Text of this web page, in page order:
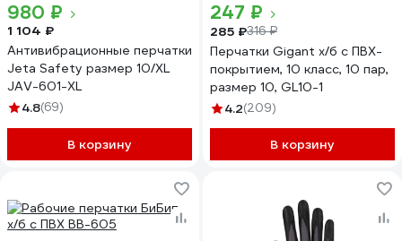
980 ₽
1 104 ₽
Антивибрационные перчатки
Jeta Safety размер 10/XL
JAV-601-XL
4.8(69)
В корзину
247 ₽
285 ₽316 ₽
Перчатки Gigant х/б с ПВХ-
покрытием, 10 класс, 10 пар,
размер 10, GL10-1
4.2(209)
В корзину